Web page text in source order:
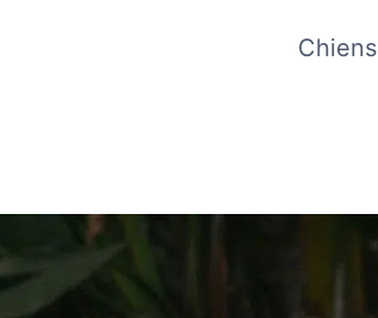
Chiens